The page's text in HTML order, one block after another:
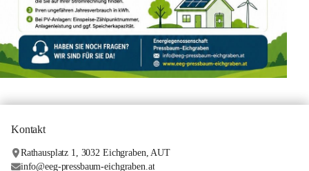
Kontakt
Rathausplatz 1, 3032 Eichgraben, AUT
info@eeg-pressbaum-eichgraben.at